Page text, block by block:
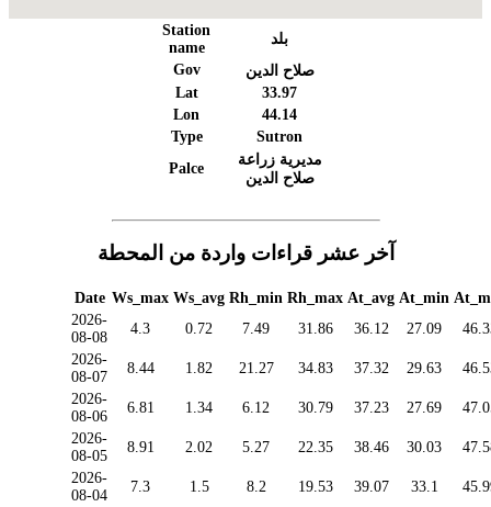
Station
name
بلد
Gov
صلاح الدين
Lat
33.97
Lon
44.14
Type
Sutron
Palce
مديرية زراعة
صلاح الدين
آخر عشر قراءات واردة من المحطة
Date Ws_max Ws_avg Rh_min Rh_max At_avg At_min
2026-
08-08
4.3 0.72 7.49 31.86 36.12 27.09
2026-
08-07
8.44 1.82 21.27 34.83 37.32 29.63
2026-
08-06
6.81 1.34 6.12 30.79 37.23 27.69
2026-
08-05
8.91 2.02 5.27 22.35 38.46 30.03
2026-
08-04
7.3 1.5 8.2 19.53 39.07 33.1